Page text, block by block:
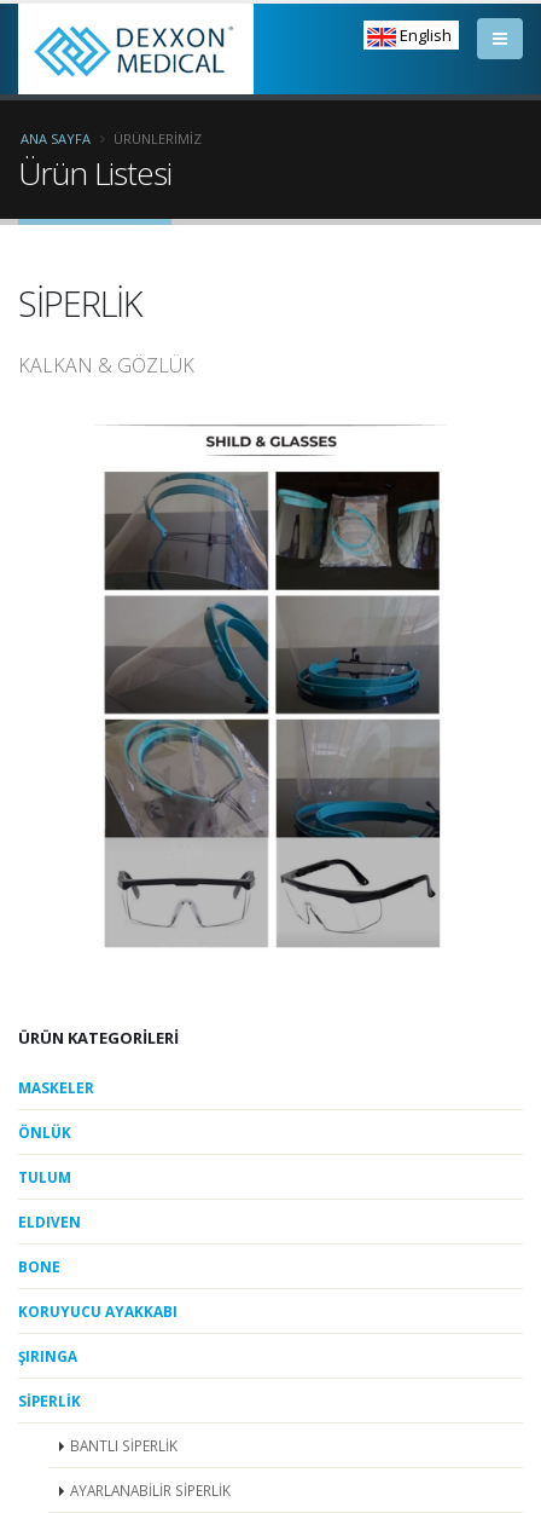
English
ANA SAYFA ÜRÜNLERIMIZ
Ürün Listesi
SİPERLİK
KALKAN & GÖZLÜK
ÜRÜN KATEGORİLERİ
MASKELER
ÖNLÜK
TULUM
ELDIVEN
BONE
KORUYUCU AYAKKABI
ŞIRINGA
SİPERLİK
BANTLI SİPERLİK
AYARLANABİLİR SİPERLİK